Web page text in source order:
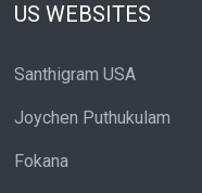
US WEBSITES
Santhigram USA
Joychen Puthukulam
Fokana